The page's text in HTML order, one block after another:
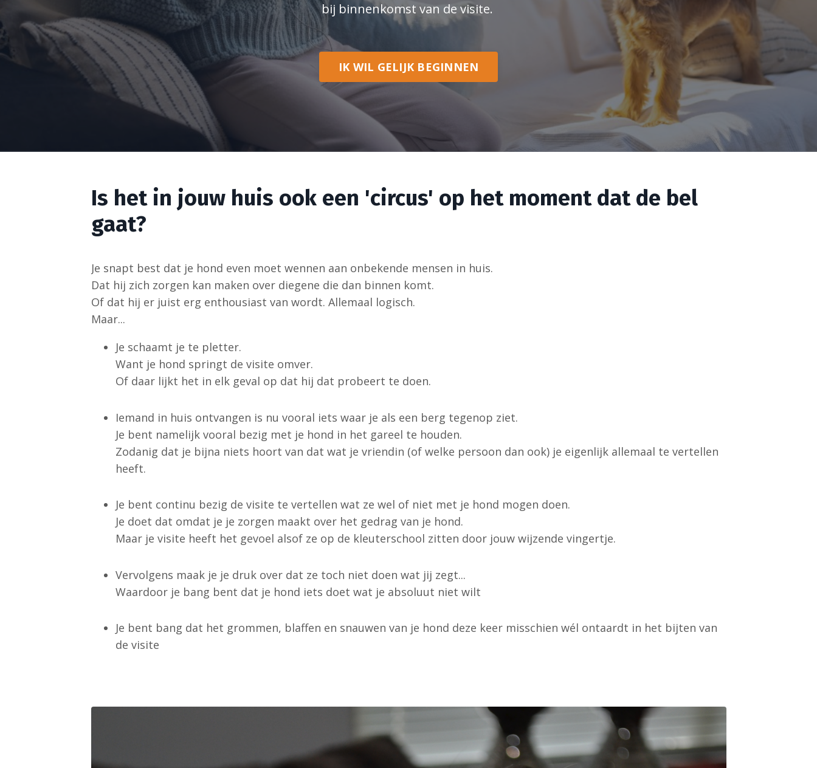
bij binnenkomst van de visite.
IK WIL GELIJK BEGINNEN
Is het in jouw huis ook een 'circus' op het moment dat de bel
gaat?
Je snapt best dat je hond even moet wennen aan onbekende mensen in huis.
Dat hij zich zorgen kan maken over diegene die dan binnen komt.
Of dat hij er juist erg enthousiast van wordt. Allemaal logisch.
Maar...
Je schaamt je te pletter.
Want je hond springt de visite omver.
Of daar lijkt het in elk geval op dat hij dat probeert te doen.
Iemand in huis ontvangen is nu vooral iets waar je als een berg tegenop ziet.
Je bent namelijk vooral bezig met je hond in het gareel te houden.
Zodanig dat je bijna niets hoort van dat wat je vriendin (of welke persoon dan ook) je eigenlijk allemaal te vertellen
heeft.
Je bent continu bezig de visite te vertellen wat ze wel of niet met je hond mogen doen.
Je doet dat omdat je je zorgen maakt over het gedrag van je hond.
Maar je visite heeft het gevoel alsof ze op de kleuterschool zitten door jouw wijzende vingertje.
Vervolgens maak je je druk over dat ze toch niet doen wat jij zegt...
Waardoor je bang bent dat je hond iets doet wat je absoluut niet wilt
Je bent bang dat het grommen, blaffen en snauwen van je hond deze keer misschien wél ontaardt in het bijten van
de visite